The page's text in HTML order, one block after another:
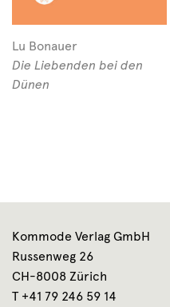
Lu Bonauer
Die Liebenden bei den
Dünen
Kommode Verlag GmbH
Russenweg 26
CH-8008 Zürich
T +41 79 246 59 14